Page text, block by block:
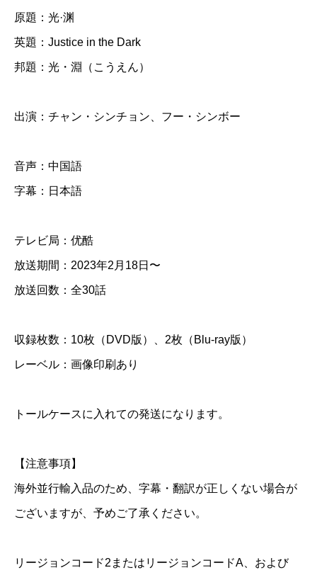
ん
B
-
原題：光·渊
英題：Justice in the Dark
邦題：光・淵（こうえん）
出演：チャン・シンチョン、フー・シンボー
音声：中国語
字幕：日本語
テレビ局：优酷
放送期間：2023年2月18日〜
放送回数：全30話
収録枚数：10枚（DVD版）、2枚（Blu-ray版）
レーベル：画像印刷あり
トールケースに入れての発送になります。
【注意事項】
海外並行輸入品のため、字幕・翻訳が正しくない場合が
ございますが、予めご了承ください。
リージョンコード2またはリージョンコードA、および